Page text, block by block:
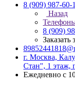
8 (909) 987-60-
Назад
8 (909)
Заказать
г. Москва,
Стан", 1 этаж,
Ежедневно с